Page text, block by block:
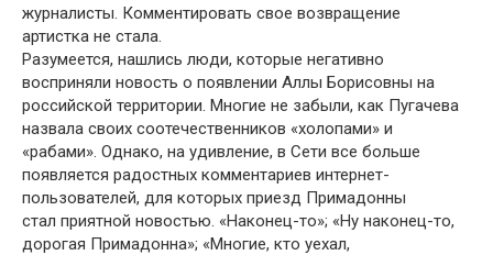
журналисты. Комментировать свое возвращение
артистка не стала.
Разумеется, нашлись люди, которые негативно
восприняли новость о появлении Аллы Борисовны на
российской территории. Многие не забыли, как Пугачева
назвала своих соотечественников «холопами» и
«рабами». Однако, на удивление, в Сети все больше
появляется радостных комментариев интернет-
пользователей, для которых приезд Примадонны
стал приятной новостью. «Наконец-то»; «Ну наконец-то,
дорогая Примадонна»; «Многие, кто уехал,